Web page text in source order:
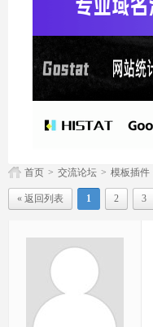
首页 > 交流论坛 > 模板插件
« 返回列表 1 2 3